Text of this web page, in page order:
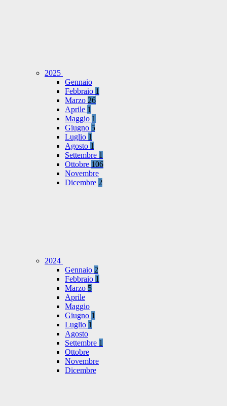
2025
Gennaio
Febbraio 1
Marzo 26
Aprile 1
Maggio 1
Giugno 5
Luglio 1
Agosto 1
Settembre 1
Ottobre 106
Novembre
Dicembre 2
2024
Gennaio 2
Febbraio 1
Marzo 5
Aprile
Maggio
Giugno 1
Luglio 1
Agosto
Settembre 1
Ottobre
Novembre
Dicembre